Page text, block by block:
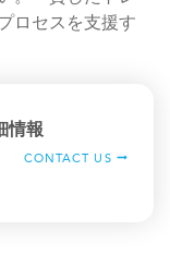
ロセスを支援す
情報
CONTACT US